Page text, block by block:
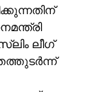
ലീഗ്